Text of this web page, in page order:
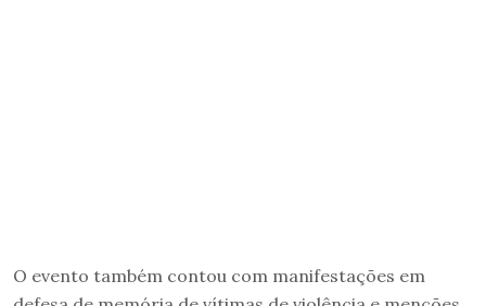
O evento também contou com manifestações em